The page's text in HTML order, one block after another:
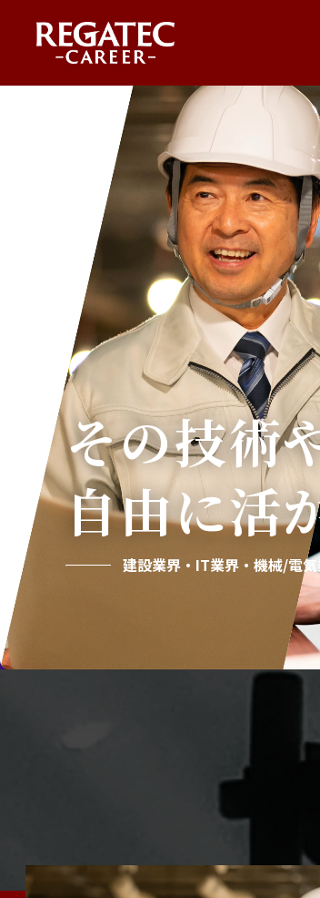
その技術
自由に活
建設業界・IT業界・機械/電